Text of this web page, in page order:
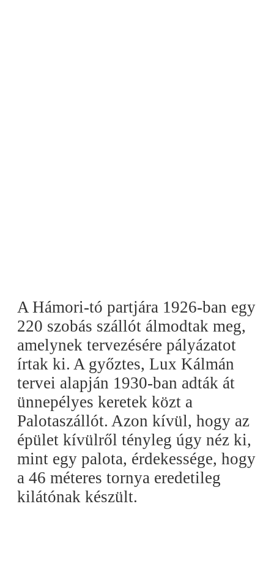
A Hámori-tó partjára 1926-ban egy
220 szobás szállót álmodtak meg,
amelynek tervezésére pályázatot
írtak ki. A győztes, Lux Kálmán
tervei alapján 1930-ban adták át
ünnepélyes keretek közt a
Palotaszállót. Azon kívül, hogy az
épület kívülről tényleg úgy néz ki,
mint egy palota, érdekessége, hogy
a 46 méteres tornya eredetileg
kilátónak készült.